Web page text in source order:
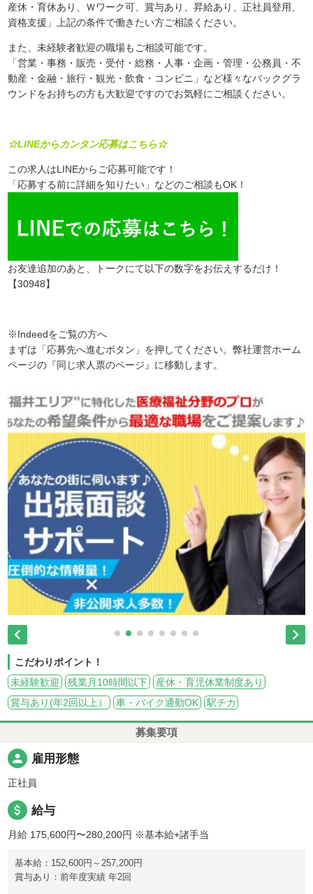
産休・育休あり、Ｗワーク可、賞与あり、昇給あり、正社員登用、
資格支援」上記の条件で働きたい方ご相談ください。
また、未経験者歓迎の職場もご相談可能です。
「営業・事務・販売・受付・総務・人事・企画・管理・公務員・不
動産・金融・旅行・観光・飲食・コンビニ」など様々なバックグラ
ウンドをお持ちの方も大歓迎ですのでお気軽にご相談ください。
☆LINEからカンタン応募はこちら☆
この求人はLINEからご応募可能です！
「応募する前に詳細を知りたい」などのご相談もOK！
お友達追加のあと、トークにて以下の数字をお伝えするだけ！
【30948】
※Indeedをご覧の方へ
まずは「応募先へ進むボタン」を押してください。弊社運営ホーム
ページの『同じ求人票のページ』に移動します。
 
こだわりポイント！
未経験歓迎
残業月10時間以下
産休・育児休業制度あり
賞与あり(年2回以上）
車・バイク通勤OK 駅チカ
募集要項
person 雇用形態
正社員
attach_money 給与
月給 175,600円〜280,200円 ※基本給+諸手当
基本給：152,600円～257,200円
賞与あり：前年度実績 年2回